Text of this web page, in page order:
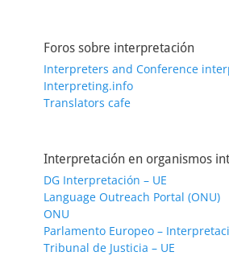
Foros sobre interpretación
Interpreters and Conference
Interpreting.info
Translators cafe
Interpretación en organismos
DG Interpretación – UE
Language Outreach Portal (ONU)
ONU
Parlamento Europeo –
Tribunal de Justicia – UE